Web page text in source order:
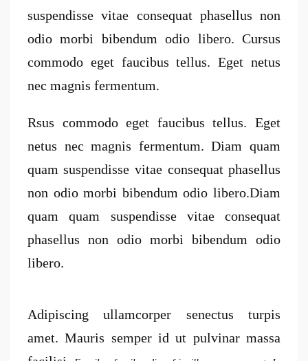
suspendisse vitae consequat phasellus non
odio morbi bibendum odio libero. Cursus
commodo eget faucibus tellus. Eget netus
nec magnis fermentum.
Rsus commodo eget faucibus tellus. Eget
netus nec magnis fermentum. Diam quam
quam suspendisse vitae consequat phasellus
non odio morbi bibendum odio libero.Diam
quam quam suspendisse vitae consequat
phasellus non odio morbi bibendum odio
libero.
Adipiscing ullamcorper senectus turpis
amet. Mauris semper id ut pulvinar massa